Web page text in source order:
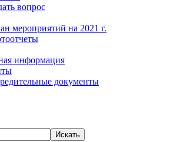
вопрос
мероприятий на 2021 г.
информация
документы
Искать